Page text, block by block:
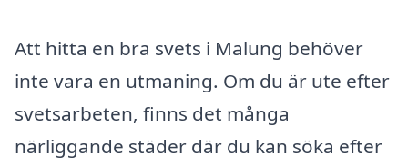
Att hitta en bra svets i Malung behöver
inte vara en utmaning. Om du är ute efter
svetsarbeten, finns det många
närliggande städer där du kan söka efter